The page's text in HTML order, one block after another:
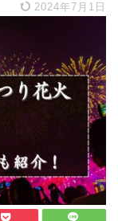
2024年7月1日